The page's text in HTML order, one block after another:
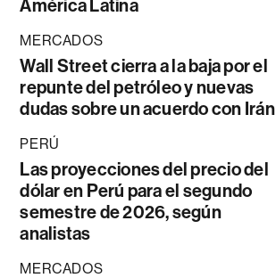
América Latina
MERCADOS
Wall Street cierra a la baja por el
repunte del petróleo y nuevas
dudas sobre un acuerdo con Irán
PERÚ
Las proyecciones del precio del
dólar en Perú para el segundo
semestre de 2026, según
analistas
MERCADOS